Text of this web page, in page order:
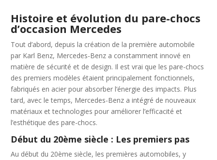
Histoire et évolution du pare-chocs
d’occasion Mercedes
Tout d’abord, depuis la création de la première automobile
par Karl Benz, Mercedes-Benz a constamment innové en
matière de sécurité et de design. Il est vrai que les pare-chocs
des premiers modèles étaient principalement fonctionnels,
fabriqués en acier pour absorber l’énergie des impacts. Plus
tard, avec le temps, Mercedes-Benz a intégré de nouveaux
matériaux et technologies pour améliorer l’efficacité et
l’esthétique des pare-chocs.
Début du 20ème siècle : Les premiers pas
Au début du 20ème siècle, les premières automobiles, y